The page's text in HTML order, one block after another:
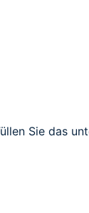
Sie das